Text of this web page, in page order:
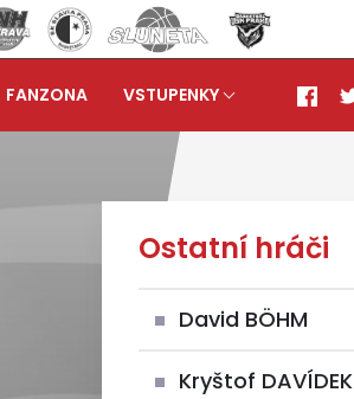
FANZONA VSTUPENKY
Ostatní hráči
David BÖHM
Kryštof DAVÍDEK